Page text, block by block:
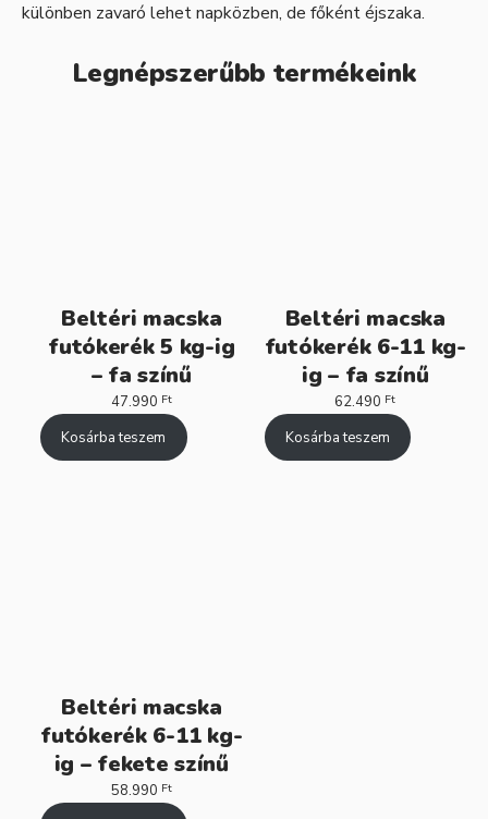
különben zavaró lehet napközben, de főként éjszaka.
Legnépszerűbb termékeink
Beltéri macska
futókerék 5 kg-ig
– fa színű
47.990 Ft
Kosárba teszem
Beltéri macska
futókerék 6-11 kg-
ig – fa színű
62.490 Ft
Kosárba teszem
Beltéri macska
futókerék 6-11 kg-
ig – fekete színű
58.990 Ft